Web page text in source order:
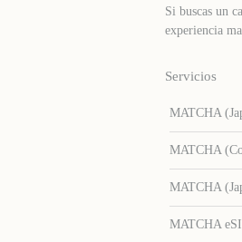
Si buscas un
experiencia
Servicios
MATCHA
MATCHA
MATCHA
MATCHA